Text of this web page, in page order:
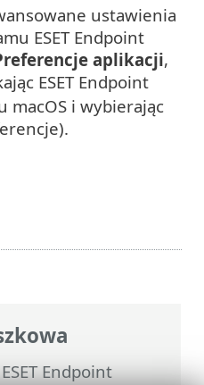
ESET Endpoint
ustawienia
ESET Endpoint
aplikacji,
ESET Endpoint
macOS i wybierając